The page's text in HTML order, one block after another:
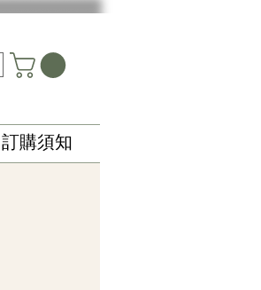
訂購須知